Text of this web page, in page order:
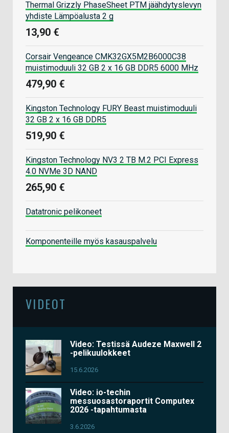
Thermal Grizzly PhaseSheet PTM jäähdytyslevyn
yhdiste Lämpöalusta 2 g
13,90 €
Corsair Vengeance CMK32GX5M2B6000C38
muistimoduuli 32 GB 2 x 16 GB DDR5 6000 MHz
479,90 €
Kingston Technology FURY Beast muistimoduuli
32 GB 2 x 16 GB DDR5
519,90 €
Kingston Technology NV3 2 TB M.2 PCI Express
4.0 NVMe 3D NAND
265,90 €
Datatronic pelikoneet
Komponenteille myös kasauspalvelu
VIDEOT
Video: Testissä Audeze Maxwell 2
-pelikuulokkeet
15.6.2026
Video: io-techin
messuosastoraportit Computex
2026 -tapahtumasta
3.6.2026